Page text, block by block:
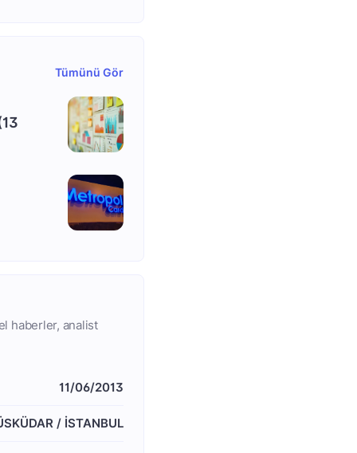
Tümünü Gör
haberler, analist
11/06/2013
/ İSTANBUL